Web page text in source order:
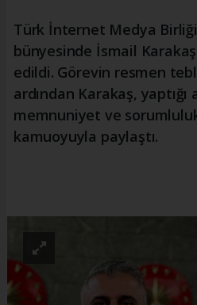
Türk İnternet Medya
bünyesinde İsmail
edildi. Görevin resmen
ardından Karakaş,
memnuniyet ve
kamuoyuyla paylaştı.